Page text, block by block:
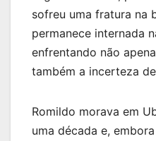
sofreu uma fratura na
permanece internada
enfrentando não
também a incerteza
Romildo morava em
uma década e,